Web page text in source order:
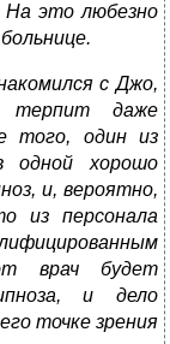
На это любезно
с Джо,
даже
того, один из
одной хорошо
и, вероятно,
из персонала
врач будет
и дело
точке зрения